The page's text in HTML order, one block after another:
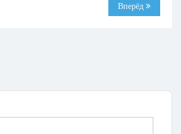
Вперёд